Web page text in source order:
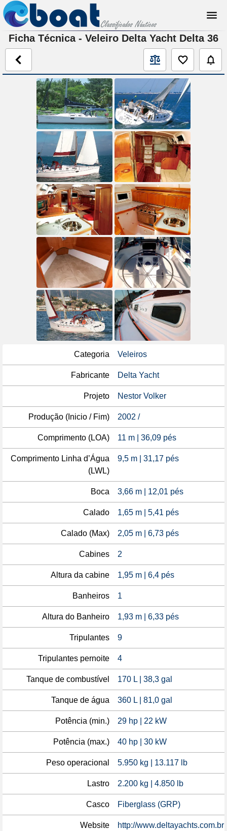
Ficha Técnica - Veleiro Delta Yacht Delta 36
Categoria Veleiros
Fabricante Delta Yacht
Projeto Nestor Volker
Produção (Inicio / Fim) 2002 /
Comprimento (LOA) 11 m | 36,09 pés
Comprimento Linha d’Água
(LWL)
9,5 m | 31,17 pés
Boca 3,66 m | 12,01 pés
Calado 1,65 m | 5,41 pés
Calado (Max) 2,05 m | 6,73 pés
Cabines 2
Altura da cabine 1,95 m | 6,4 pés
Banheiros 1
Altura do Banheiro 1,93 m | 6,33 pés
Tripulantes 9
Tripulantes pernoite 4
Tanque de combustível 170 L | 38,3 gal
Tanque de água 360 L | 81,0 gal
Potência (min.) 29 hp | 22 kW
Potência (max.) 40 hp | 30 kW
Peso operacional 5.950 kg | 13.117 lb
Lastro 2.200 kg | 4.850 lb
Casco Fiberglass (GRP)
Website http://www.deltayachts.com.br